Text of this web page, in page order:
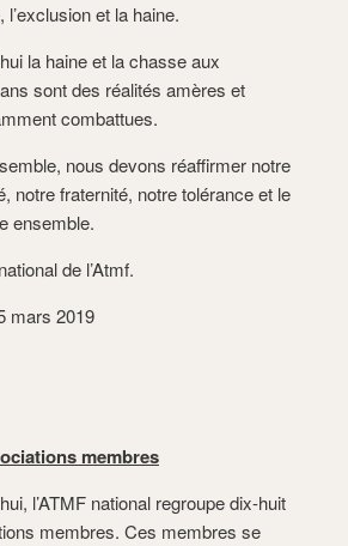
l’exclusion et la haine.
la haine et la chasse aux
sont des réalités amères et
combattues.
nous devons réaffirmer notre
notre fraternité, notre tolérance et le
ensemble.
de l’Atmf.
mars 2019
membres
l’ATMF national regroupe dix-huit
membres. Ces membres se